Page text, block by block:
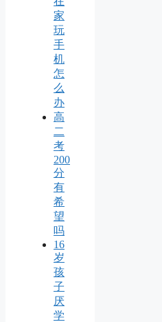
家
玩
手
机
怎
么
办
高
二
考
200
分
有
希
望
吗
16
岁
孩
子
厌
学